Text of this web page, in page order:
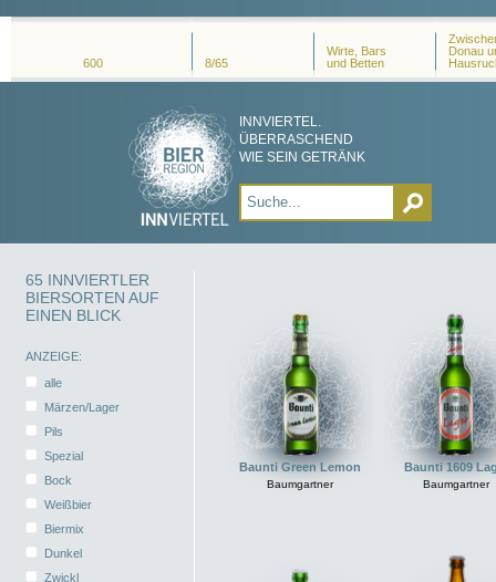
600 8/65
Wirte, Bars
und Betten
Donau
INNVIERTEL.
ÜBERRASCHEND
WIE SEIN GETRÄNK
65 INNVIERTLER
BIERSORTEN AUF
EINEN BLICK
ANZEIGE:
alle
Märzen/Lager
Pils
Spezial
Bock
Weißbier
Biermix
Dunkel
Zwickl
Baunti Green Lemon
Baumgartner
Baunti 1609
Baumgartner